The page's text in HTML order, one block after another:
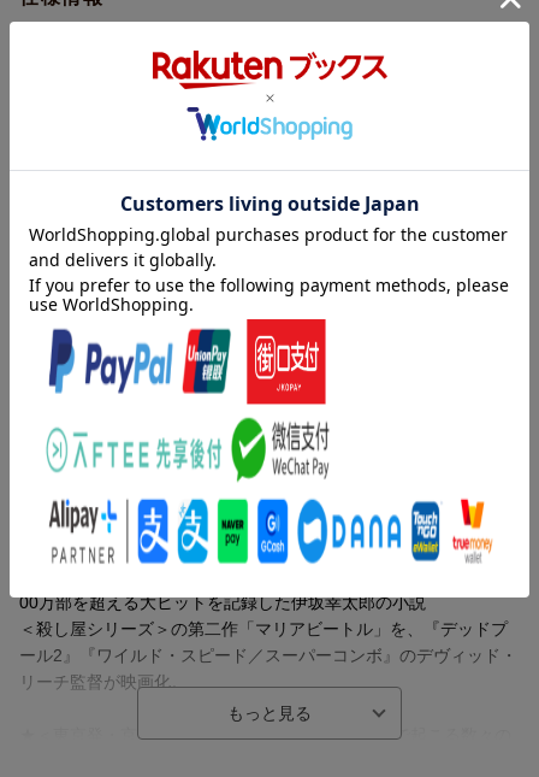
カラー
英語(オリジナル言語)／英語(オリジナル言
ルビーアトモス(オリジナル音声方式)／dts
HD Master Audio5.1chサラウンド(吹替音
声方式)
字幕言語
日本語字幕／バリアフリー日本語字幕／英
制作国 アメリカ
2022年
洋題 BULLET TRAIN
・任務完了：製作の舞台裏
・腕利きのプロ集団：キャスト紹介
・皆で挑むアクション
・イースター・エッグ紹介：乗り遅れないために
・NGシーン
・スタント・プレビズ
・弾丸列車で脱線トーク
▽特典音声
＜本編ブルーレイ＞
・監督と製作スタッフによる音声解説
(by Director David Leitch, Producer Kelly McCormick and Writer Z
ak Olkewicz)
＜本編UHD＞
・監督と製作スタッフによる音声解説
(by Director David Leitch, Producer Kelly McCormick and Writer Z
内容紹介
全車両、殺し屋だらけー
＜東京発・京都行＞時速350kmの超高速列車内で生き残れ！！
★ブラッド・ピット主演×伊坂幸太郎原作×『デッド・プール2』監
督の爽快アクションムービー！
00万部を超える大ヒットを記録した伊坂幸太郎の小説
＜殺し屋シリーズ＞の第二作「マリアビートル」を、『デッドプ
ール2』『ワイルド・スピード／スーパーコンボ』のデヴィッド・
リーチ監督が映画化。
★＜東京発・京都行＞時速350KMの超高速列車内で起こる数々の